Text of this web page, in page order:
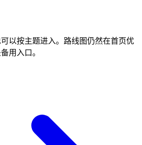
以按主题进入。路线图仍然在首页优
用入口。